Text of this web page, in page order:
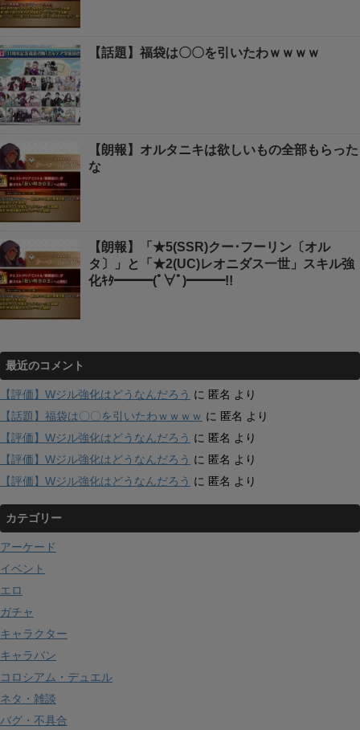
【話題】福袋は〇〇を引いたわｗｗｗｗ
【朗報】オルタニキは欲しいもの全部もらった
な
【朗報】「★5(SSR)クー･フーリン〔オル
タ〕」と「★2(UC)レオニダス一世」スキル強
化ｷﾀ━━━(ﾟ∀ﾟ)━━━!!
最近のコメント
【評価】Wジル強化はどうなんだろう に 匿名 より
【話題】福袋は〇〇を引いたわｗｗｗｗ に 匿名 より
【評価】Wジル強化はどうなんだろう に 匿名 より
【評価】Wジル強化はどうなんだろう に 匿名 より
【評価】Wジル強化はどうなんだろう に 匿名 より
カテゴリー
アーケード
イベント
エロ
ガチャ
キャラクター
キャラバン
コロシアム・デュエル
ネタ・雑談
バグ・不具合